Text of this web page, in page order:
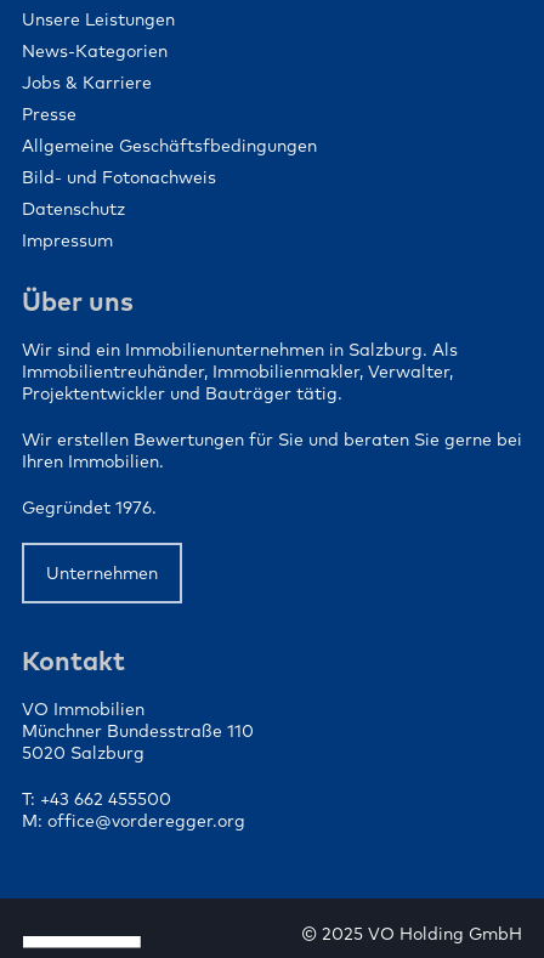
Unsere Leistungen
News-Kategorien
Jobs & Karriere
Presse
Allgemeine Geschäftsfbedingungen
Bild- und Fotonachweis
Datenschutz
Impressum
Über uns
Wir sind ein Immobilienunternehmen in Salzburg. Als
Immobilientreuhänder, Immobilienmakler, Verwalter,
Projektentwickler und Bauträger tätig.
Wir erstellen Bewertungen für Sie und beraten Sie gerne bei
Ihren Immobilien.
Gegründet 1976.
Unternehmen
Kontakt
VO Immobilien
Münchner Bundesstraße 110
5020 Salzburg
T: +43 662 455500
M: office@vorderegger.org
© 2025 VO Holding GmbH